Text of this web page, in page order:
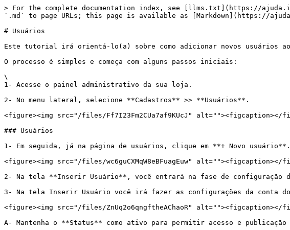
> For the complete documentation index, see [llms.txt](https://
`.md` to page URLs; this page is available as [Markdown](https://
# Usuários
Este tutorial irá orientá-lo(a) sobre como adicionar novos usuários
O processo é simples e começa com alguns passos iniciais:
\
1- Acesse o painel administrativo da sua loja.
2- No menu lateral, selecione **Cadastros** >> **Usuários**.
<figure><img src="/files/Ff7I23Fm2CUa7af9KUcJ" alt=""><figcaption></
### Usuários
1- Em seguida, já na página de usuários, clique em **+ Novo usuário**.
<figure><img src="/files/wc6guCXMqW8eBFuagEuw"
2- Na tela **Inserir Usuário**, você entrará na fase de configuração
3- Na tela Inserir Usuário você irá fazer as configurações da conta
<figure><img src="/files/ZnUq2o6qngftheAChaoR" alt=""><figcaption></
A- Mantenha o **Status** como ativo para permitir acesso e publicação